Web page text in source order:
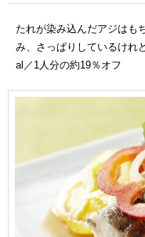
たれが染み込んだアジはも
み、さっぱりしているけれ
al／1人分の約19％オフ